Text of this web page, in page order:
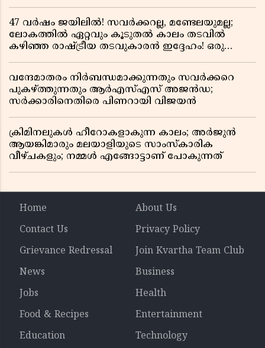
47 വർഷം ജയിലിൽ! സവർക്കറല്ല, മണ്ടേലയുമല്ല;
ലോകത്തിൽ ഏറ്റവും കൂടുതൽ കാലം തടവിൽ
കഴിഞ്ഞ രാഷ്ട്രീയ തടവുകാരൻ ഇദ്ദേഹം! ഒരു
വന്ദേമാതരം നിർബന്ധമാക്കുന്നതും സവർക്കറെ
പുകഴ്ത്തുന്നതും ആർഎസ്എസ് അജൻഡ;
സർക്കാരിനെതിരെ പിണറായി വിജയൻ
ക്രിമിനലുകൾ ഹീറോകളാകുന്ന കാലം; അർജുൻ
ആയങ്കിമാരും മലയാളിയുടെ സാംസ്കാരിക
വീഴ്ചകളും; നമ്മൾ എങ്ങോട്ടാണ് പോകുന്നത്
Home
About Us
Contact Us
Privacy Policy
Grievance Redressal
Join Kvartha Team Club
News
Business
Jobs
Health
Food & Recipes
Entertainment
Education
Technology